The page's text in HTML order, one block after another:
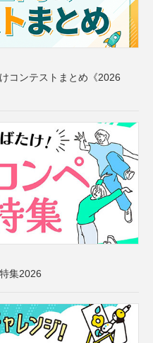
コンテストまとめ《2026
集2026